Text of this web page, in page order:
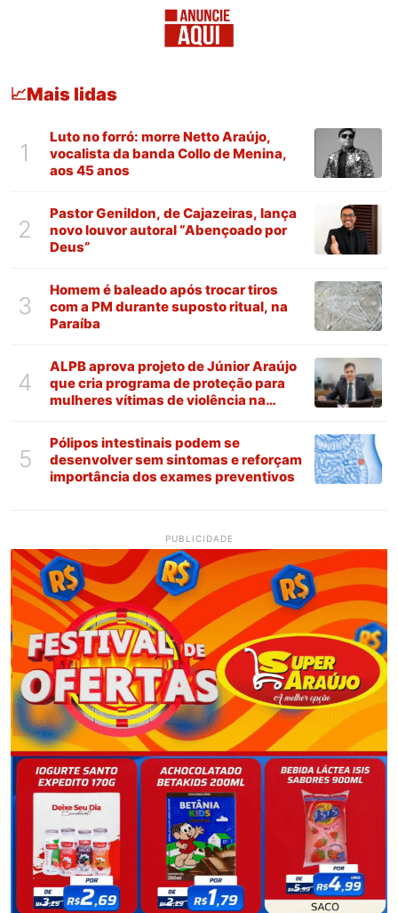
📈Mais lidas
1
Luto no forró: morre Netto Araújo,
vocalista da banda Collo de Menina,
aos 45 anos
2
Pastor Genildon, de Cajazeiras, lança
novo louvor autoral “Abençoado por
Deus”
3
Homem é baleado após trocar tiros
com a PM durante suposto ritual, na
Paraíba
4
ALPB aprova projeto de Júnior Araújo
que cria programa de proteção para
mulheres vítimas de violência na
5
Pólipos intestinais podem se
desenvolver sem sintomas e reforçam
importância dos exames preventivos
PUBLICIDADE